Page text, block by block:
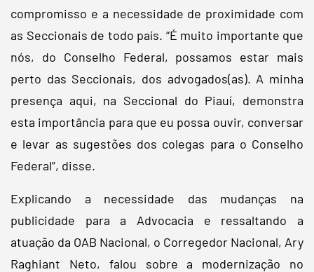
compromisso e a necessidade de proximidade com
as Seccionais de todo país. “É muito importante que
nós, do Conselho Federal, possamos estar mais
perto das Seccionais, dos advogados(as). A minha
presença aqui, na Seccional do Piauí, demonstra
esta importância para que eu possa ouvir, conversar
e levar as sugestões dos colegas para o Conselho
Federal”, disse.
Explicando a necessidade das mudanças na
publicidade para a Advocacia e ressaltando a
atuação da OAB Nacional, o Corregedor Nacional, Ary
Raghiant Neto, falou sobre a modernização no